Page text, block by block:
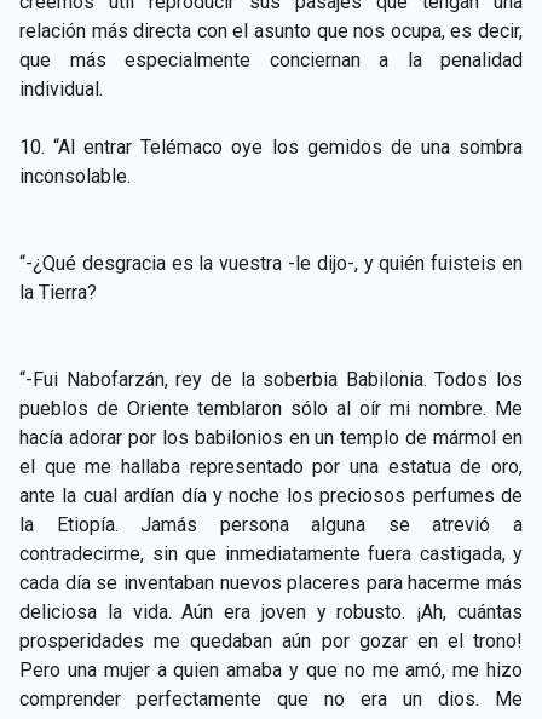
relación más directa con el asunto que nos ocupa, es decir,
que más especialmente conciernan a la penalidad
individual.
10. “Al entrar Telémaco oye los gemidos de una sombra
inconsolable.
“-¿Qué desgracia es la vuestra -le dijo-, y quién fuisteis en
la Tierra?
“-Fui Nabofarzán, rey de la soberbia Babilonia. Todos los
pueblos de Oriente temblaron sólo al oír mi nombre. Me
hacía adorar por los babilonios en un templo de mármol en
el que me hallaba representado por una estatua de oro,
ante la cual ardían día y noche los preciosos perfumes de
la Etiopía. Jamás persona alguna se atrevió a
contradecirme, sin que inmediatamente fuera castigada, y
cada día se inventaban nuevos placeres para hacerme más
deliciosa la vida. Aún era joven y robusto. ¡Ah, cuántas
prosperidades me quedaban aún por gozar en el trono!
Pero una mujer a quien amaba y que no me amó, me hizo
comprender perfectamente que no era un dios. Me